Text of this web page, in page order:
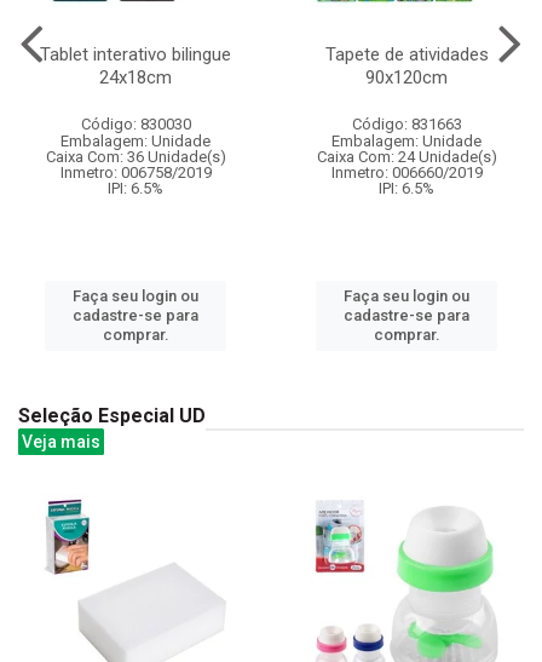
Tablet interativo bilingue
24x18cm
Código: 830030
Embalagem: Unidade
Caixa Com: 36 Unidade(s)
Inmetro: 006758/2019
IPI: 6.5%
Faça seu login ou
cadastre-se para
comprar.
Tapete de atividades
90x120cm
Código: 831663
Embalagem: Unidade
Caixa Com: 24 Unidade(s)
Inmetro: 006660/2019
IPI: 6.5%
Faça seu login ou
cadastre-se para
comprar.
Seleção Especial UD
Veja mais